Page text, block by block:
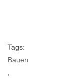
Tags:
Bauen